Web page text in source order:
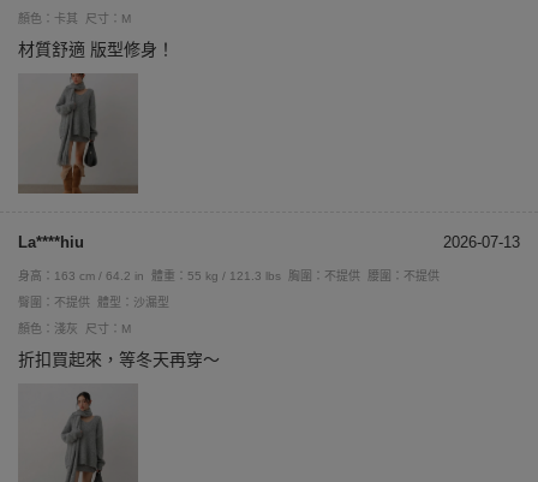
顏色：卡其
尺寸：M
材質舒適 版型修身！
La****hiu 2026-07-13
身高：163 cm / 64.2 in 體重：55 kg / 121.3 lbs 胸圍：不提供
腰圍：不提供
臀圍：不提供
體型：沙漏型
顏色：淺灰
尺寸：M
折扣買起來，等冬天再穿～